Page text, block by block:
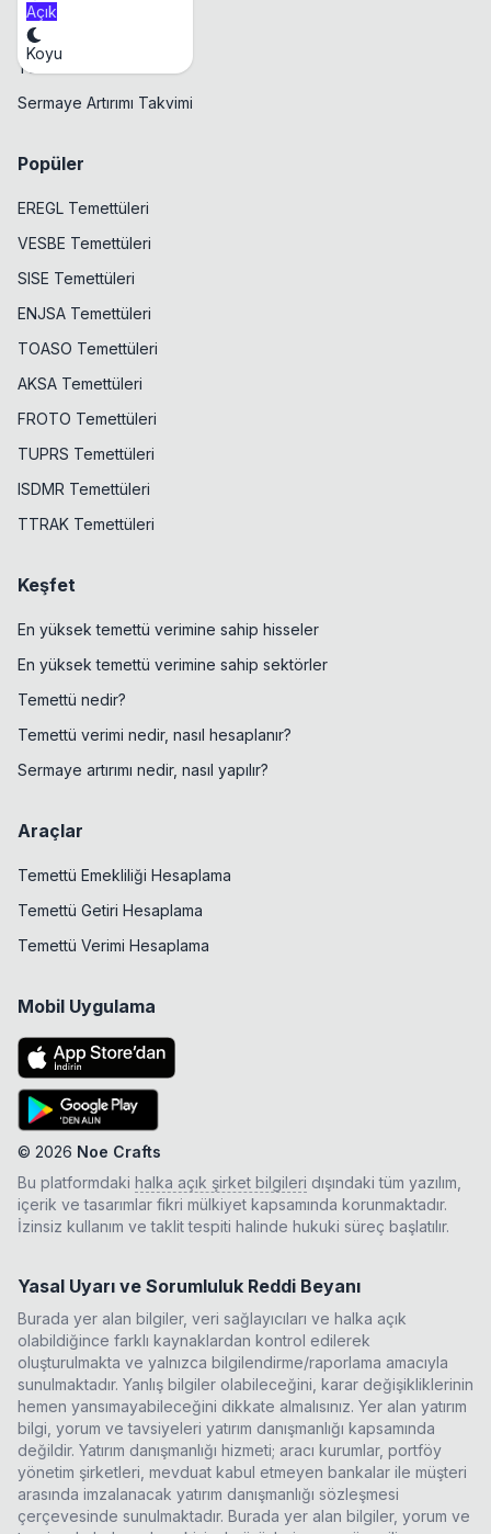
Açık
Koyu
Takvim
Temettü Takvimi
Sermaye Artırımı Takvimi
Popüler
EREGL Temettüleri
VESBE Temettüleri
SISE Temettüleri
ENJSA Temettüleri
TOASO Temettüleri
AKSA Temettüleri
FROTO Temettüleri
TUPRS Temettüleri
ISDMR Temettüleri
TTRAK Temettüleri
Keşfet
En yüksek temettü verimine sahip hisseler
En yüksek temettü verimine sahip sektörler
Temettü nedir?
Temettü verimi nedir, nasıl hesaplanır?
Sermaye artırımı nedir, nasıl yapılır?
Araçlar
Temettü Emekliliği Hesaplama
Temettü Getiri Hesaplama
Temettü Verimi Hesaplama
Mobil Uygulama
© 2026 Noe Crafts
Bu platformdaki halka açık şirket bilgileri dışındaki tüm yazılım,
içerik ve tasarımlar fikri mülkiyet kapsamında korunmaktadır.
İzinsiz kullanım ve taklit tespiti halinde hukuki süreç başlatılır.
Yasal Uyarı ve Sorumluluk Reddi Beyanı
Burada yer alan bilgiler, veri sağlayıcıları ve halka açık
olabildiğince farklı kaynaklardan kontrol edilerek
oluşturulmakta ve yalnızca bilgilendirme/raporlama amacıyla
sunulmaktadır. Yanlış bilgiler olabileceğini, karar değişikliklerinin
hemen yansımayabileceğini dikkate almalısınız. Yer alan yatırım
bilgi, yorum ve tavsiyeleri yatırım danışmanlığı kapsamında
değildir. Yatırım danışmanlığı hizmeti; aracı kurumlar, portföy
yönetim şirketleri, mevduat kabul etmeyen bankalar ile müşteri
arasında imzalanacak yatırım danışmanlığı sözleşmesi
çerçevesinde sunulmaktadır. Burada yer alan bilgiler, yorum ve